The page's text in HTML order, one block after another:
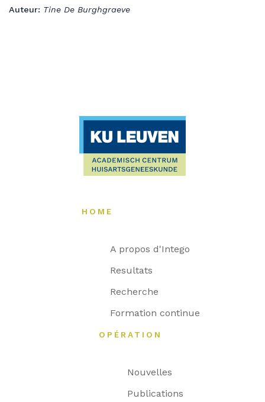
Auteur: Tine De Burghgraeve
HOME
A propos d'Intego
Resultats
Recherche
Formation continue
OPÉRATION
Nouvelles
Publications